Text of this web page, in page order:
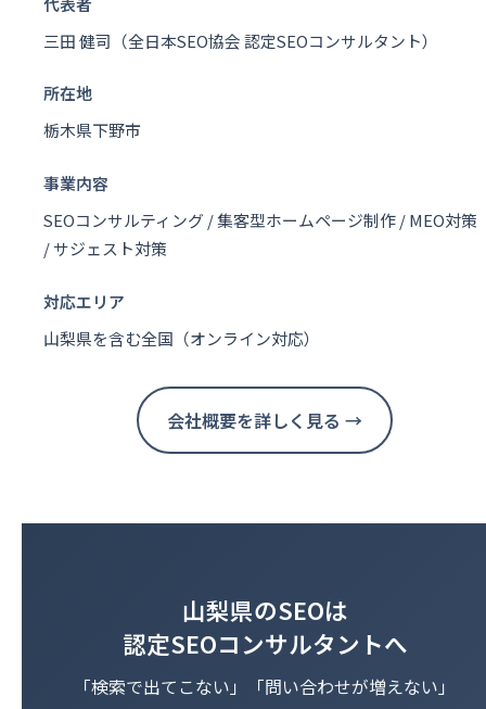
三田 健司（全日本SEO協会 認定SEOコンサルタント）
所在地
栃木県下野市
事業内容
SEOコンサルティング / 集客型ホームページ制作 / MEO対策
/ サジェスト対策
対応エリア
山梨県を含む全国（オンライン対応）
会社概要を詳しく見る →
山梨県のSEOは
認定SEOコンサルタントへ
「検索で出てこない」「問い合わせが増えない」